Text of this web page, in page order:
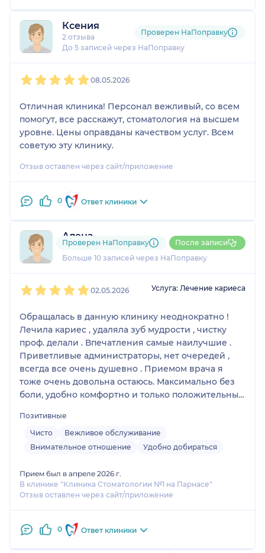
Ксения
2 отзыва
До 5 записей через НаПоправку
Проверен НаПоправку
08.05.2026
Отличная клиника! Персонал вежливый, со всем
помогут, все расскажут, стоматология на высшем
уровне. Цены оправданы качеством услуг. Всем
советую эту клинику.
Отзыв оставлен через сайт/приложение
0 Ответ клиники
Алена
5 отзывов
Больше 10 записей через НаПоправку
Проверен НаПоправку После записи
02.05.2026 Услуга: Лечение кариеса
Обращалась в данную клинику неоднократно !
Лечила кариес , удаляла зуб мудрости , чистку
проф. делали . Впечатления самые наилучшие .
Приветливые администраторы, нет очередей ,
всегда все очень душевно . Приемом врача я
тоже очень довольна остаюсь. Максимально без
боли, удобно комфортно и только положительные
стоматологию ходить
Позитивные
Чисто
Вежливое обслуживание
Внимательное отношение
Удобно добираться
Прием был в апреле 2026 г.
В клинике "Клиника Стоматологии №1 на Парнасе"
Отзыв оставлен через сайт/приложение
0 Ответ клиники